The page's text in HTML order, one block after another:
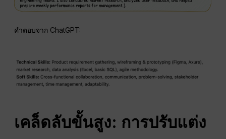
คำตอบจาก ChatGPT:
เคล็ดลับขั้นสูง: การปรับแต่ง